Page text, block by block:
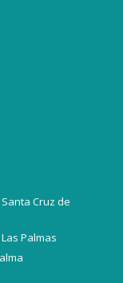
Cruz de
Palmas